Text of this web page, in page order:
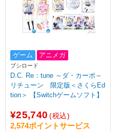
ゲーム アニメガ
ブシロード
D.C. Re：tune ～ダ・カーポ～
リチューン 限定版＜さくらEd
tion＞ 【Switchゲームソフト】
¥25,740 (税込)
2,574ポイントサービス